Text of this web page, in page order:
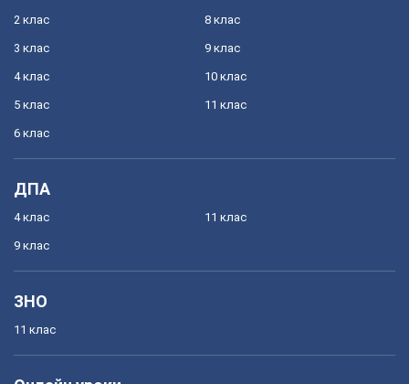
2 клас
3 клас
4 клас
5 клас
6 клас
8 клас
9 клас
10 клас
11 клас
ДПА
4 клас
9 клас
11 клас
ЗНО
11 клас